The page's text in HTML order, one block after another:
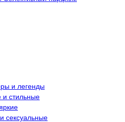
и легенды
и стильные
сексуальные